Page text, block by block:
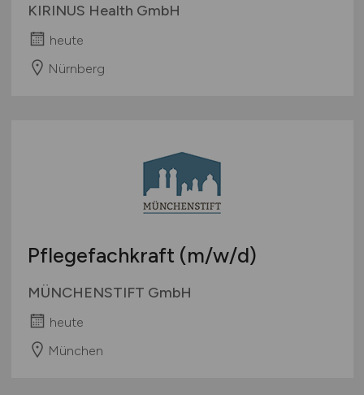
KIRINUS Health GmbH
heute
Nürnberg
Pflegefachkraft (m/w/d)
MÜNCHENSTIFT GmbH
heute
München